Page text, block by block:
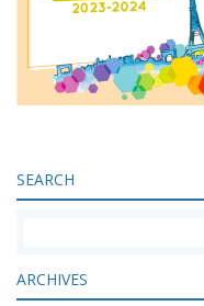
SEARCH
ARCHIVES